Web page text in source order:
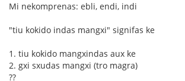
Mi nekomprenas: ebli, endi, indi
"tiu kokido indas mangxi" signifas ke
1. tiu kokido mangxindas aux ke
2. gxi sxudas mangxi (tro magra)
??